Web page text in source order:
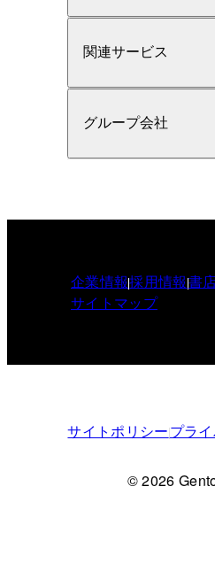
関連サービス
グループ会社
企業情報採用情報書
サイトマップ
サイトポリシープラ
© 2026